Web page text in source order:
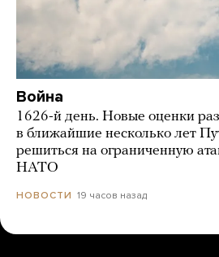
Война
1626-й день. Новые оценки
в ближайшие несколько лет
решиться на ограниченную
НАТО
НОВОСТИ 19 часов назад